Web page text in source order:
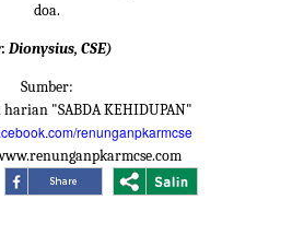
doa.
Dionysius, CSE)
Sumber:
"SABDA KEHIDUPAN"
renunganpkarmcse